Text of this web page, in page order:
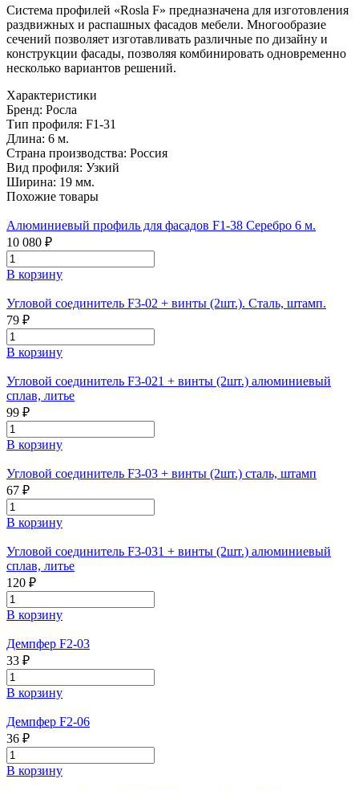
Система профилей «Rosla F» предназначена для изготовления
раздвижных и распашных фасадов мебели. Многообразие
сечений позволяет изготавливать различные по дизайну и
конструкции фасады, позволяя комбинировать одновременно
несколько вариантов решений.
Характеристики
Бренд: Росла
Тип профиля: F1-31
Длина: 6 м.
Страна производства: Россия
Вид профиля: Узкий
Ширина: 19 мм.
Похожие товары
Алюминиевый профиль для фасадов F1-38 Серебро 6 м.
10 080 ₽
В корзину
Угловой соединитель F3-02 + винты (2шт.). Сталь, штамп.
79 ₽
В корзину
Угловой соединитель F3-021 + винты (2шт.) алюминиевый
сплав, литье
99 ₽
В корзину
Угловой соединитель F3-03 + винты (2шт.) сталь, штамп
67 ₽
В корзину
Угловой соединитель F3-031 + винты (2шт.) алюминиевый
сплав, литье
120 ₽
В корзину
Демпфер F2-03
33 ₽
В корзину
Демпфер F2-06
36 ₽
В корзину